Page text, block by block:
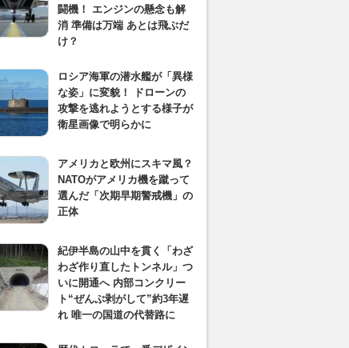
闘機！ エンジンの懸念も解
消 準備は万端 あとは飛ぶだ
け？
ロシア海軍の潜水艦が「異様
な姿」に変貌！ ドローンの
攻撃を逃れようとする様子が
衛星画像で明らかに
アメリカと欧州にスキマ風？
NATOがアメリカ機を蹴って
選んだ「次期早期警戒機」の
正体
紀伊半島の山中を貫く「わざ
わざ作り直したトンネル」つ
いに開通へ 内部コンクリー
ト“ぜんぶ剥がして”約3年遅
れ 唯一の国道の代替路に